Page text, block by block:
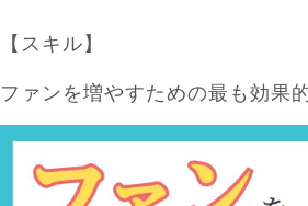
【スキル】
ファンを増やすための最も効果